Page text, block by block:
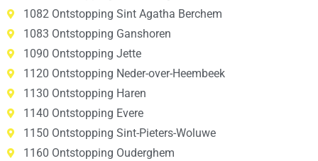
1082 Ontstopping Sint Agatha Berchem
1083 Ontstopping Ganshoren
1090 Ontstopping Jette
1120 Ontstopping Neder-over-Heembeek
1130 Ontstopping Haren
1140 Ontstopping Evere
1150 Ontstopping Sint-Pieters-Woluwe
1160 Ontstopping Ouderghem